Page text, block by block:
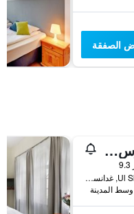
الصفقة
هوتل فاروس جدانسك أيربورت
Ul Slowackiego 165, غدانسك, محافظة بومرسكي, بولندا